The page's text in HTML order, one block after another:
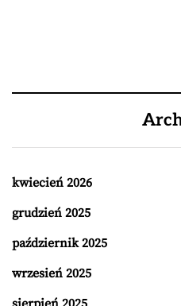
kwiecień 2026
grudzień 2025
październik 2025
wrzesień 2025